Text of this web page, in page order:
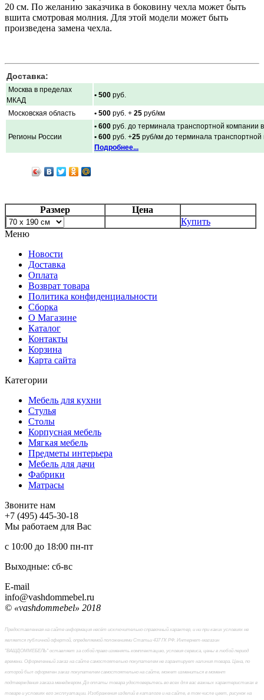
20 см. По желанию заказчика в боковину чехла может быть
вшита смотровая молния. Для этой модели может быть
произведена замена чехла.
Доставка:
Москва в пределах
МКАД
• 500 руб.
Московская область • 500 руб. + 25 руб/км
Регионы России
• 600 руб. до терминала транспортной компании
• 600 руб. +25 руб/км до терминала
Подробнее...
Размер
Цена
Купить
Меню
Новости
Доставка
Оплата
Возврат товара
Политика конфиденциальности
Сборка
О Магазине
Каталог
Контакты
Корзина
Карта сайта
Категории
Мебель для кухни
Стулья
Столы
Корпусная мебель
Мягкая мебель
Предметы интерьера
Мебель для дачи
Фабрики
Матраcы
Звоните нам
+7 (495) 445-30-18
Мы работаем для Вас
с 10:00 до 18:00 пн-пт
Выходные: сб-вc
E-mail
info@vashdommebel.ru
© «vashdommebel» 2018
Предоставленная на сайте информация несёт исключительно справочный характер, и ни при каких условиях не
является публичной офертой, определяемой положениями Статьи 437 ГК РФ. Интернет-магазин
"ВАШДОММЕБЕЛЬ" оставляет за собой право изменять комплектацию, условия сервиса, цены в любой период
времени. Оформленный заказ на сайте самостоятельно покупателем не гарантирует наличия товара. Цена, по
которой был оформлен заказ покупателем самостоятельно на сайте, может измениться в момент
подтверждения заказа менеджером. До оплаты товара удостоверьтесь во всех для вас важных характеристиках в
товаре и условиях его эксплуатации. Изображения изделий в каталоге и на сайте, в том числе цвет, рисунок на